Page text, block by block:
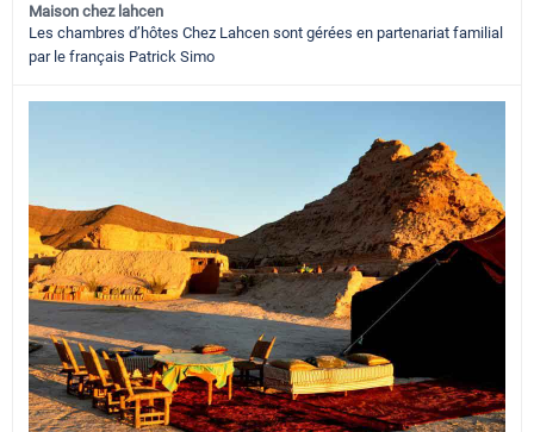
Maison chez lahcen
Les chambres d’hôtes Chez Lahcen sont gérées en partenariat familial
par le français Patrick Simo